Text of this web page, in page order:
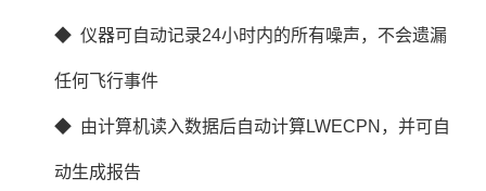
◆ 仪器可自动记录24小时内的所有噪声，不会遗漏
任何飞行事件
◆ 由计算机读入数据后自动计算LWECPN，并可自
动生成报告